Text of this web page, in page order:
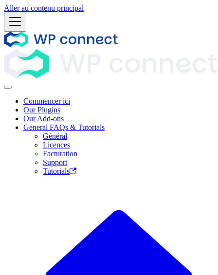
Aller au contenu principal
Commencer ici
Our Plugins
Our Add-ons
General FAQs & Tutorials
Général
Licences
Facturation
Support
Tutorials